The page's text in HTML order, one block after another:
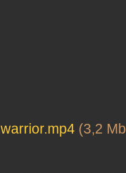
warrior.mp4 (3,2